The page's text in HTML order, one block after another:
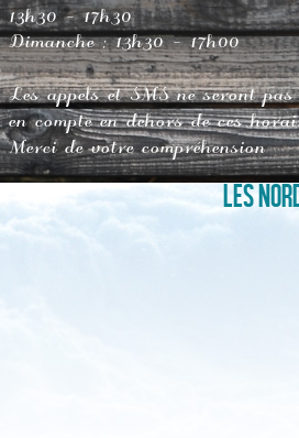
13h30 - 17h30
Dimanche : 13h30 - 17h00
Les appels et SMS ne seront
en compte en dehors de ces
Merci de votre compréhension
LES